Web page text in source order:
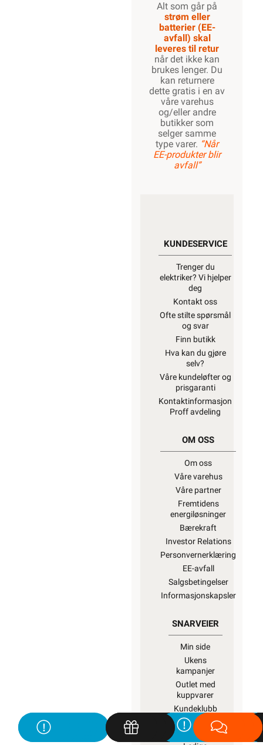
Alt som går på
strøm eller
batterier (EE-
avfall) skal
leveres til retur
når det ikke kan
brukes lenger. Du
kan returnere
dette gratis i en av
våre varehus
og/eller andre
butikker som
selger samme
type varer. “Når
EE-produkter blir
avfall”
KUNDESERVICE
Trenger du
elektriker? Vi hjelper
deg
Kontakt oss
Ofte stilte spørsmål
og svar
Finn butikk
Hva kan du gjøre
selv?
Våre kundeløfter og
prisgaranti
Kontaktinformasjon
Proff avdeling
OM OSS
Om oss
Våre varehus
Våre partner
Fremtidens
energiløsninger
Bærekraft
Investor Relations
Personvernerklæring
EE-avfall
Salgsbetingelser
Informasjonskapsler
SNARVEIER
Min side
Ukens
kampanjer
Outlet med
kuppvarer
Kundeklubb
Artikler og
guider